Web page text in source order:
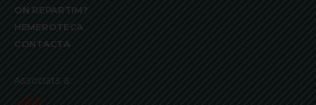
ON REPARTIM?
HEMEROTECA
CONTACTA
Associats a: